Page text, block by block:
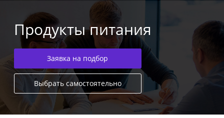
Продукты питания
Заявка на подбор
Выбрать самостоятельно